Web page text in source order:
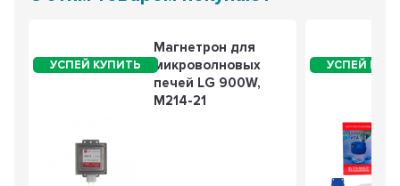
Магнетрон для
микроволновых
печей LG 900W,
М214-21